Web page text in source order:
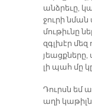
անձ­րե­ւը,
ջու­րի
մու­թիւ­նը
զգլխէր մեզ
լի պահ մը
Դուրսն եմ
ա­ղի